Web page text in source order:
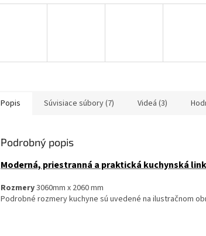
Popis Súvisiace súbory (7) Videá (3)
Podrobný popis
Moderná, priestranná a praktická kuchynská
Rozmery3060mm x 2060 mm
Podrobné rozmery kuchyne sú uvedené na ilustračnom